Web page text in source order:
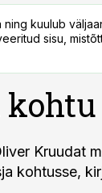
kuulub
sisu,
Kruudat
kohtusse,